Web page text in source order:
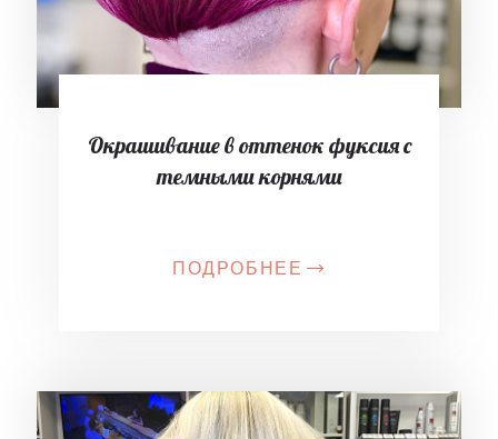
Окрашивание в оттенок фуксия с
темными корнями
ПОДРОБНЕЕ